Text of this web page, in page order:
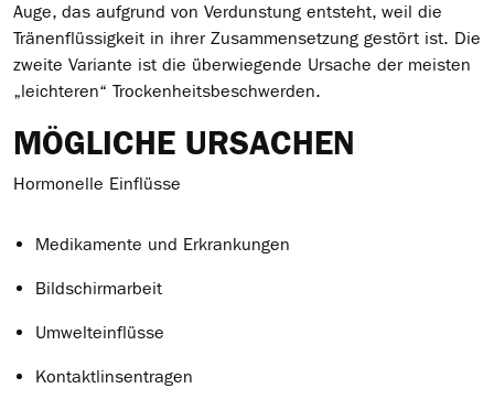
Auge, das aufgrund von Verdunstung entsteht, weil die
Tränenflüssigkeit in ihrer Zusammensetzung gestört ist. Die
zweite Variante ist die überwiegende Ursache der meisten
„leichteren“ Trockenheitsbeschwerden.
MÖGLICHE URSACHEN
Hormonelle Einflüsse
Medikamente und Erkrankungen
Bildschirmarbeit
Umwelteinflüsse
Kontaktlinsentragen